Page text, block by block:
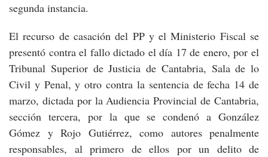
segunda instancia.
El recurso de casación del PP y el Ministerio Fiscal se
presentó contra el fallo dictado el día 17 de enero, por el
Tribunal Superior de Justicia de Cantabria, Sala de lo
Civil y Penal, y otro contra la sentencia de fecha 14 de
marzo, dictada por la Audiencia Provincial de Cantabria,
sección tercera, por la que se condenó a González
Gómez y Rojo Gutiérrez, como autores penalmente
responsables, al primero de ellos por un delito de